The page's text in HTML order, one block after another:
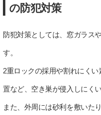
の防犯対策
防犯対策としては、窓ガラス
す。
2重ロックの採用や割れにく
置など、空き巣が侵入しにく
また、外周には砂利を敷いた